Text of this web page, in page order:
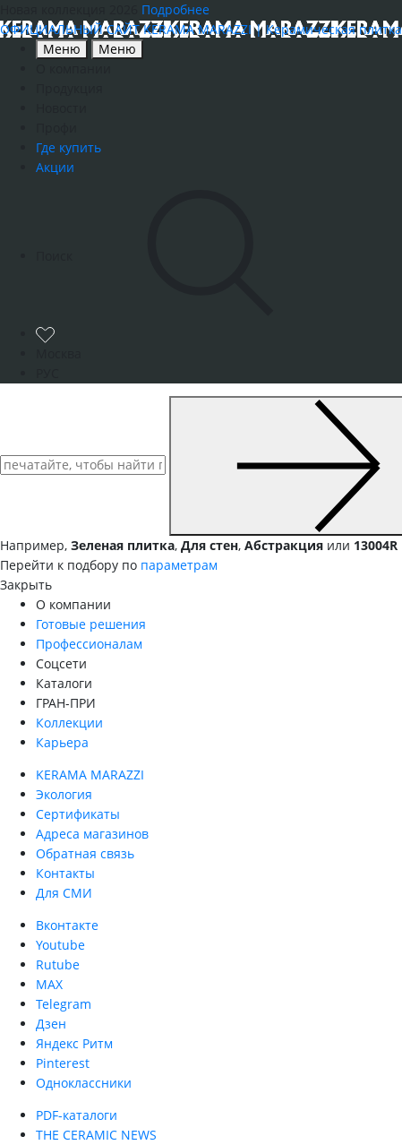
Подробнее
ОФИЦИАЛЬНЫЙ САЙТ KERAMA MARAZZI | Керамическая
Меню
Меню
Где купить
Акции
Например, Зеленая плитка, Для стен, Абстракция или 13004R
Перейти к подбору по параметрам
Закрыть
О компании
Готовые решения
Профессионалам
Соцсети
Каталоги
ГРАН-ПРИ
Коллекции
Карьера
KERAMA MARAZZI
Экология
Сертификаты
Адреса магазинов
Обратная связь
Контакты
Для СМИ
Вконтакте
Youtube
Rutube
MAX
Telegram
Дзен
Яндекс Ритм
Pinterest
Одноклассники
PDF-каталоги
THE CERAMIC NEWS